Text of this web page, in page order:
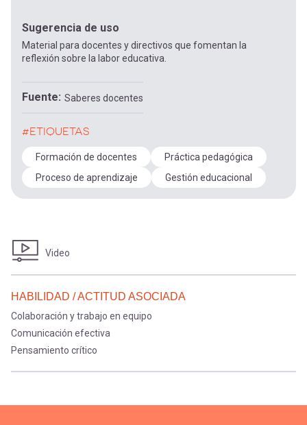
Sugerencia de uso
Material para docentes y directivos que fomentan la
reflexión sobre la labor educativa.
Fuente Saberes docentes
#ETIQUETAS
Formación de docentes
Práctica pedagógica
Proceso de aprendizaje
Gestión educacional
Video
HABILIDAD / ACTITUD ASOCIADA
Colaboración y trabajo en equipo
Comunicación efectiva
Pensamiento crítico